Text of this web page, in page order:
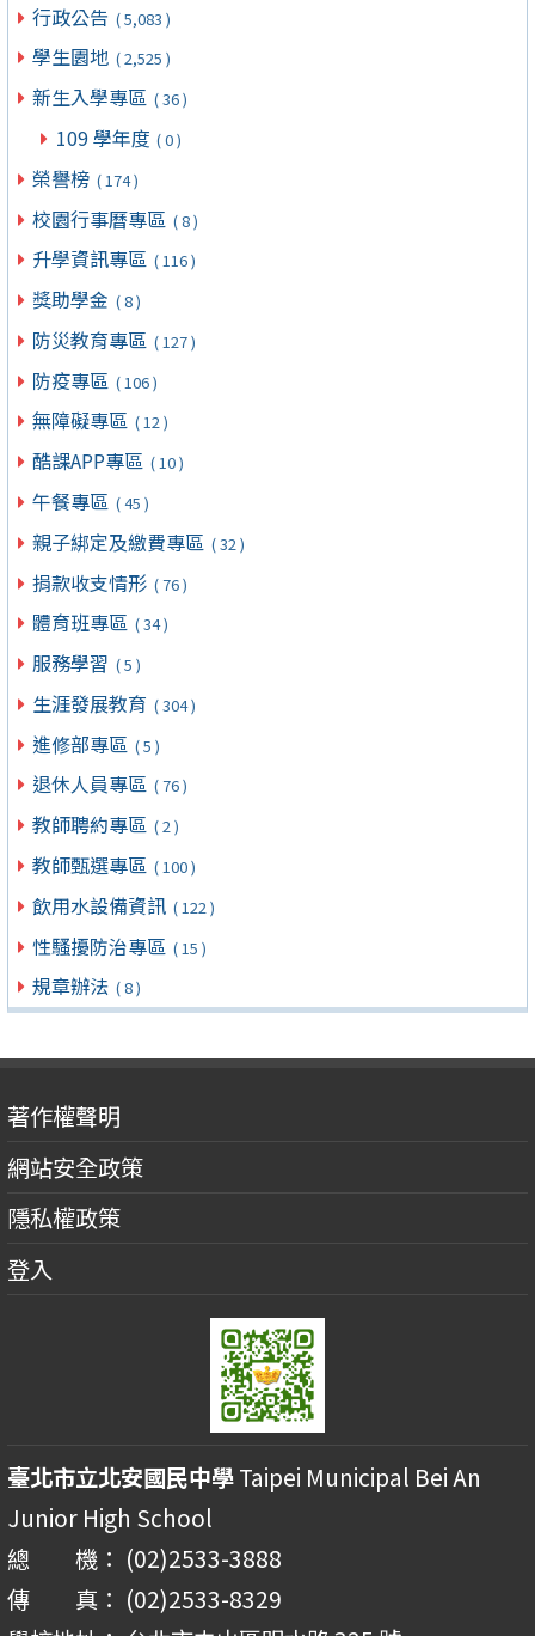
行政公告 ( 5,083 )
學生園地 ( 2,525 )
新生入學專區 ( 36 )
109 學年度 ( 0 )
榮譽榜 ( 174 )
校園行事曆專區 ( 8 )
升學資訊專區 ( 116 )
獎助學金 ( 8 )
防災教育專區 ( 127 )
防疫專區 ( 106 )
無障礙專區 ( 12 )
酷課APP專區 ( 10 )
午餐專區 ( 45 )
親子綁定及繳費專區 ( 32 )
捐款收支情形 ( 76 )
體育班專區 ( 34 )
服務學習 ( 5 )
生涯發展教育 ( 304 )
進修部專區 ( 5 )
退休人員專區 ( 76 )
教師聘約專區 ( 2 )
教師甄選專區 ( 100 )
飲用水設備資訊 ( 122 )
性騷擾防治專區 ( 15 )
規章辦法 ( 8 )
著作權聲明
網站安全政策
隱私權政策
登入
臺北市立北安國民中學Taipei Municipal Bei An
Junior High School
總 機： (02)2533-3888
傳 真： (02)2533-8329